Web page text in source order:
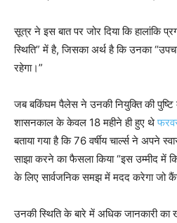
सूत्र ने इस बात पर जोर दिया कि हालांकि
स्थिति” में है, जिसका अर्थ है कि उनका
रहेगा।”
जब बकिंघम पैलेस ने उनकी नियुक्ति की पुष्टि
शासनकाल के केवल 18 महीने ही हुए थे
बताया गया है कि 76 वर्षीय चार्ल्स ने अपने
साझा करने का फैसला किया “इस उम्मीद में
के लिए सार्वजनिक समझ में मदद करेगा जो
उनकी स्थिति के बारे में अधिक जानकारी का